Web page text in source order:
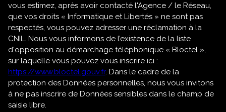
vous estimez, après avoir contacté l'Agence / le Réseau,
que vos droits « Informatique et Libertés » ne sont pas
respectés, vous pouvez adresser une réclamation à la
CNIL. Nous vous informons de l’existence de la liste
d'opposition au démarchage téléphonique « Bloctel »,
sur laquelle vous pouvez vous inscrire ici :
https://www.bloctel.gouv.fr. Dans le cadre de la
protection des Données personnelles, nous vous invitons
à ne pas inscrire de Données sensibles dans le champ de
saisie libre.